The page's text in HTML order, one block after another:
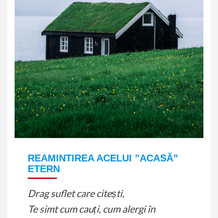
REAMINTIREA ACELUI ”ACASĂ”
ETERN
Drag suflet care citești,
Te simt cum cauți, cum alergi în